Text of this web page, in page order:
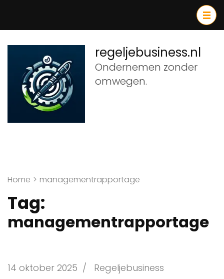
inhoud
(druk
Enter)
regeljebusiness.nl
Ondernemen zonder
omwegen.
Home > managementrapportage
Tag:
managementrapportage
14 oktober 2025 / Regeljebusiness